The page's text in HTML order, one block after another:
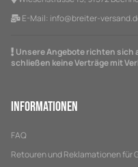
E-Mail: info@breiter-
Unsere Angebote richten
schließen keine Verträge mit
Informationen
FAQ
Retouren und Reklamationen für